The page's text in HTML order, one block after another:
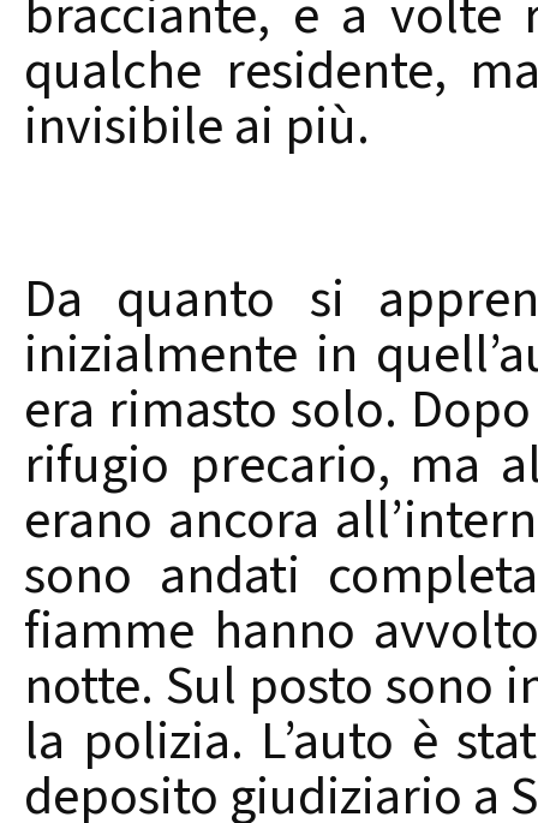
bracciante, e a volte
qualche residente,
invisibile ai più.
Da quanto si
inizialmente in
era rimasto solo.
rifugio precario, ma
erano ancora
sono andati
fiamme hanno
notte. Sul posto sono
la polizia. L’auto è
deposito giudiziario a